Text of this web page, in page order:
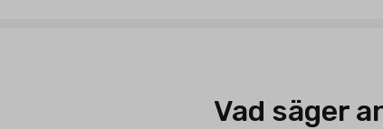
Vad säger